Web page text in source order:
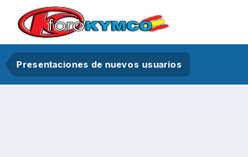
Presentaciones de nuevos usuarios